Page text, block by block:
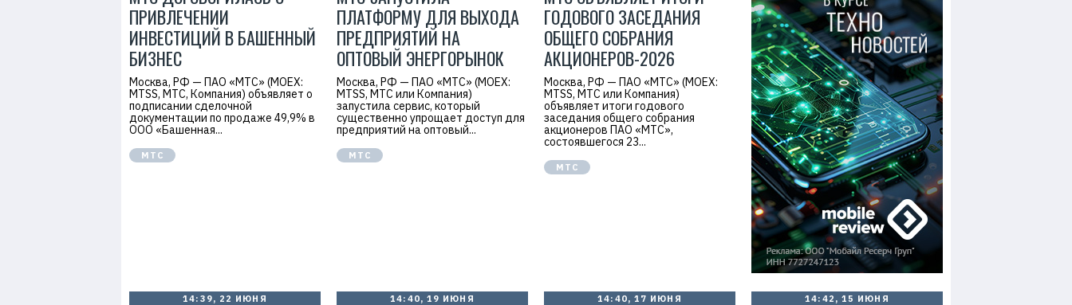
ПРИВЛЕЧЕНИИ
ИНВЕСТИЦИЙ В БАШЕННЫЙ
БИЗНЕС
Москва, РФ — ПАО «МТС» (MOEX:
MTSS, МТС, Компания) объявляет о
подписании сделочной
документации по продаже 49,9% в
ООО «Башенная...
МТС
ПЛАТФОРМУ ДЛЯ ВЫХОДА
ПРЕДПРИЯТИЙ НА
ОПТОВЫЙ ЭНЕРГОРЫНОК
Москва, РФ — ПАО «МТС» (MOEX:
MTSS, МТС или Компания)
запустила сервис, который
существенно упрощает доступ для
предприятий на оптовый...
МТС
ГОДОВОГО ЗАСЕДАНИЯ
ОБЩЕГО СОБРАНИЯ
АКЦИОНЕРОВ-2026
Москва, РФ — ПАО «МТС» (MOEX:
MTSS, МТС или Компания)
объявляет итоги годового
заседания общего собрания
акционеров ПАО «МТС»,
состоявшегося 23...
МТС
14:39, 22 ИЮНЯ 14:40, 19 ИЮНЯ 14:40, 17 ИЮНЯ 14:42, 15 ИЮНЯ